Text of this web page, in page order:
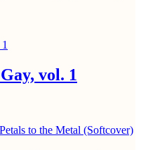
vol. 1